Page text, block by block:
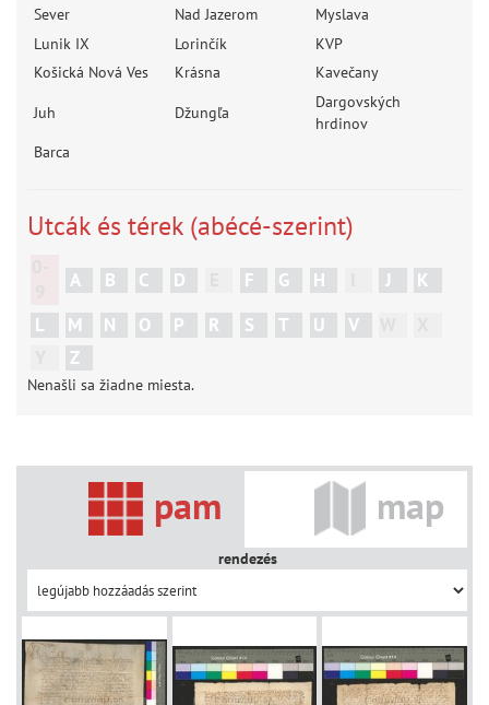
Sever
Nad Jazerom
Myslava
Lunik IX
Lorinčík
KVP
Košická Nová Ves
Krásna Kavečany
Juh Džungľa
Dargovských
hrdinov
Barca
Utcák és térek (abécé-szerint)
A B C D F G H J
K
L
M N O P R S T U V
Z
Nenašli sa žiadne miesta.
pam map
rendezés